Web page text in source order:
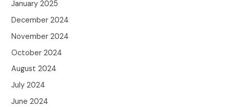
January 2025
December 2024
November 2024
October 2024
August 2024
July 2024
June 2024